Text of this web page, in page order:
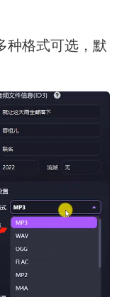
种格式可选，默